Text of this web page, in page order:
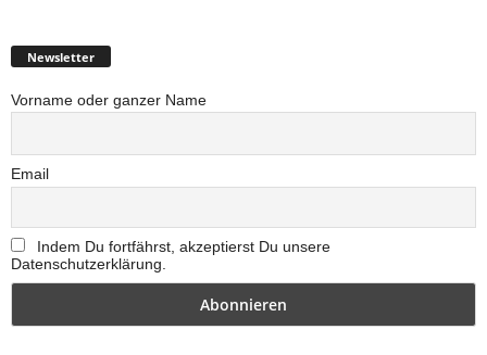
Newsletter
Vorname oder ganzer Name
Email
Indem Du fortfährst, akzeptierst Du unsere
Datenschutzerklärung.